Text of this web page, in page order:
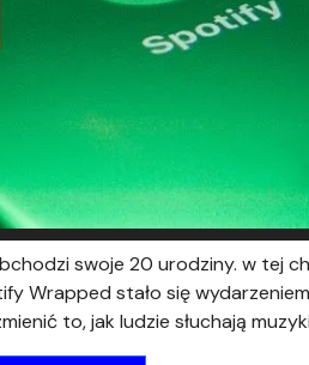
swoje 20 urodziny. w tej
Wrapped stało się
to, jak ludzie słuchają